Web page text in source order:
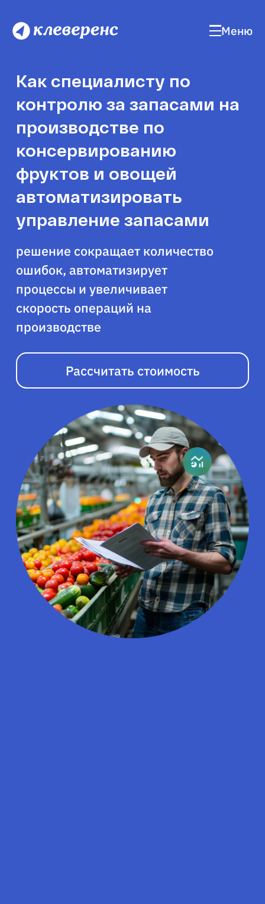
Меню
Как специалисту по
контролю за запасами на
производстве по
консервированию
фруктов и овощей
автоматизировать
управление запасами
решение сокращает количество
ошибок, автоматизирует
процессы и увеличивает
скорость операций на
производстве
Рассчитать стоимость